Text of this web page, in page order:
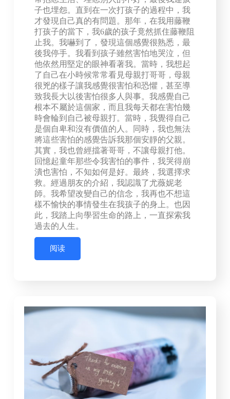
子也埋怨。直到在一次打孩子的過程中，我
才發現自己真的有問題。那年，在我用藤鞭
打孩子的當下，我6歲的孩子竟然抓住藤鞭阻
止我。我嚇到了，發現這個感覺很熟悉，最
後我停手。我看到孩子雖然害怕地哭泣，但
他依然用堅定的眼神看著我。當時，我想起
了自己在小時候常常看見母親打哥哥，母親
很兇的樣子讓我感覺很害怕和恐懼，甚至導
致我長大以後害怕很多人與事。我感覺自己
根本不屬於這個家，而且我每天都在害怕幾
時會輪到自己被母親打。當時，我覺得自己
是個自卑和沒有價值的人。同時，我也無法
將這些害怕的感覺告訴我那個安靜的父親。
其實，我也曾經擋著哥哥，不讓母親打他。
回憶起童年那些令我害怕的事件，我哭得崩
潰也害怕，不知如何是好。最終，我選擇求
救。經過朋友的介紹，我認識了尤薇妮老
師。我希望改變自己的信念，我再也不想這
樣不愉快的事情發生在我孩子的身上。也因
此，我踏上向學習生命的路上，一直探索我
過去的人生。
阅读